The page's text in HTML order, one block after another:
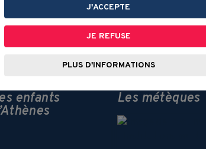
enfants
Les métèques
J'ACCEPTE
JE REFUSE
PLUS D'INFORMATIONS